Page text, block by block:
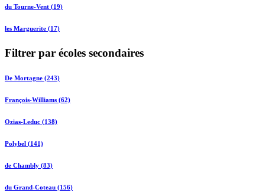
du Tourne-Vent (19)
les Marguerite (17)
Filtrer par écoles secondaires
De Mortagne (243)
François-Williams (62)
Ozias-Leduc (138)
Polybel (141)
de Chambly (83)
du Grand-Coteau (156)